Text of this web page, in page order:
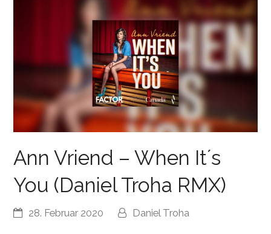
Ann Vriend – When It´s
You (Daniel Troha RMX)
28. Februar 2020 Daniel Troha